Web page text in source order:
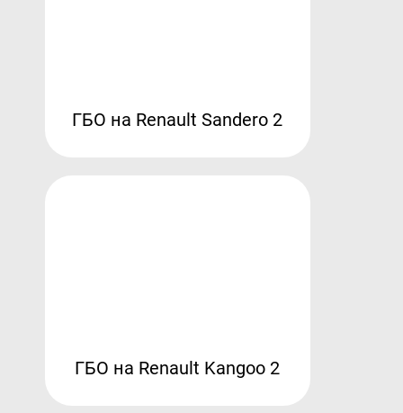
ГБО на Renault Sandero 2
ГБО на Renault Kangoo 2